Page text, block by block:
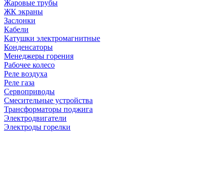
Жаровые трубы
ЖК экраны
Заслонки
Кабели
Катушки электромагнитные
Конденсаторы
Менеджеры горения
Рабочее колесо
Реле воздухa
Реле газа
Сервоприводы
Смесительные устройства
Трансформаторы поджига
Электродвигатели
Электроды горелки